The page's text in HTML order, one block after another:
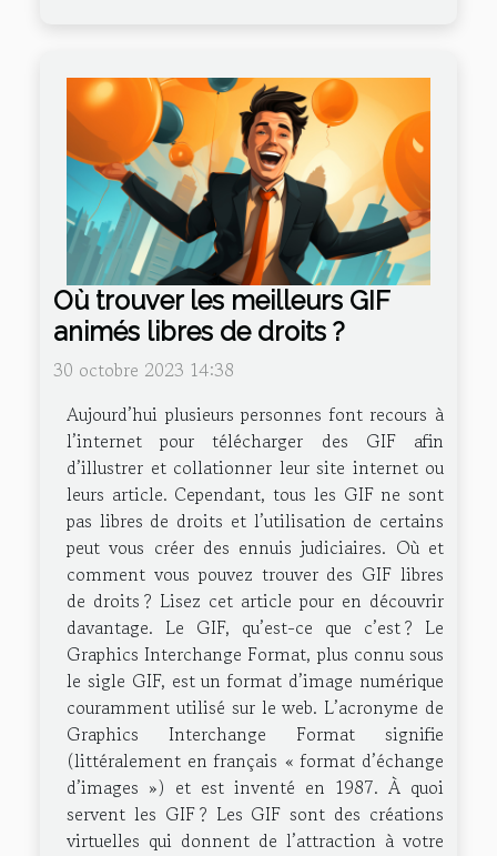
Où trouver les meilleurs GIF
animés libres de droits ?
30 octobre 2023 14:38
Aujourd’hui plusieurs personnes font recours à
l’internet pour télécharger des GIF afin
d’illustrer et collationner leur site internet ou
leurs article. Cependant, tous les GIF ne sont
pas libres de droits et l’utilisation de certains
peut vous créer des ennuis judiciaires. Où et
comment vous pouvez trouver des GIF libres
de droits ? Lisez cet article pour en découvrir
davantage. Le GIF, qu’est-ce que c’est ? Le
Graphics Interchange Format, plus connu sous
le sigle GIF, est un format d’image numérique
couramment utilisé sur le web. L’acronyme de
Graphics Interchange Format signifie
(littéralement en français « format d’échange
d’images ») et est inventé en 1987. À quoi
servent les GIF ? Les GIF sont des créations
virtuelles qui donnent de l’attraction à votre